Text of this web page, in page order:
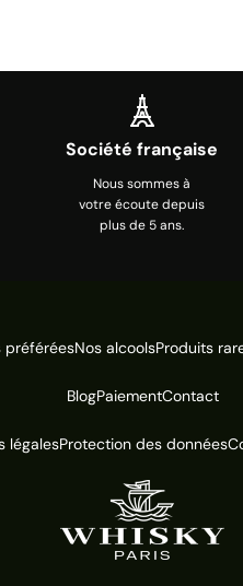
Société française
Nous sommes à
votre écoute depuis
plus de 5 ans.
préféréesNos alcoolsProduits
BlogPaiementContact
légalesProtection des données